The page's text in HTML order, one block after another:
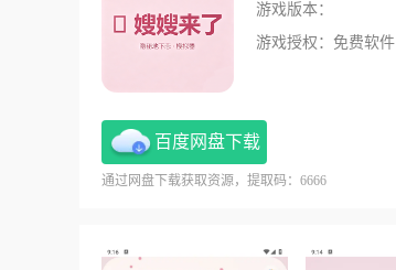
游戏版本：
游戏授权：免费软件
百度网盘下载
通过网盘下载获取资源，提取码：6666